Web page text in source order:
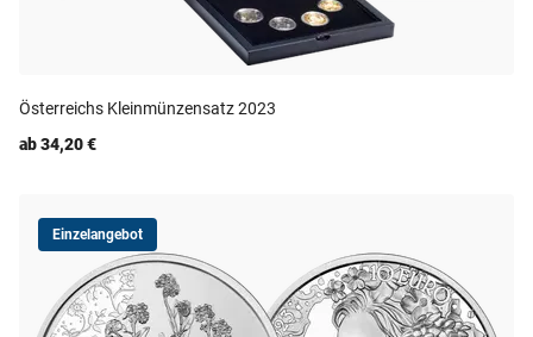
Österreichs Kleinmünzensatz 2023
ab 34,20 €
Einzelangebot